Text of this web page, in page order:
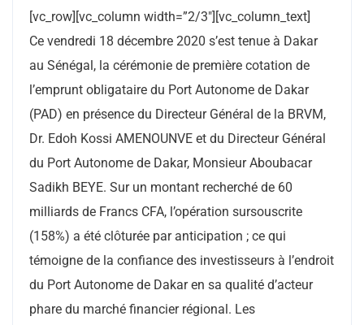
[vc_row][vc_column width=”2/3″][vc_column_text]
Ce vendredi 18 décembre 2020 s’est tenue à Dakar
au Sénégal, la cérémonie de première cotation de
l’emprunt obligataire du Port Autonome de Dakar
(PAD) en présence du Directeur Général de la BRVM,
Dr. Edoh Kossi AMENOUNVE et du Directeur Général
du Port Autonome de Dakar, Monsieur Aboubacar
Sadikh BEYE. Sur un montant recherché de 60
milliards de Francs CFA, l’opération sursouscrite
(158%) a été clôturée par anticipation ; ce qui
témoigne de la confiance des investisseurs à l’endroit
du Port Autonome de Dakar en sa qualité d’acteur
phare du marché financier régional. Les